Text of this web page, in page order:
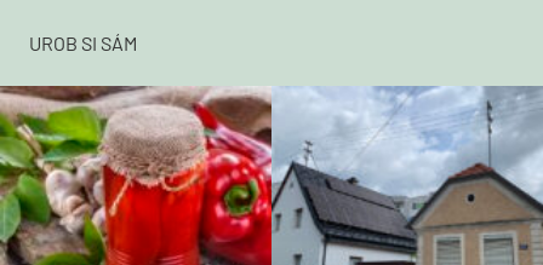
UROB SI SÁM